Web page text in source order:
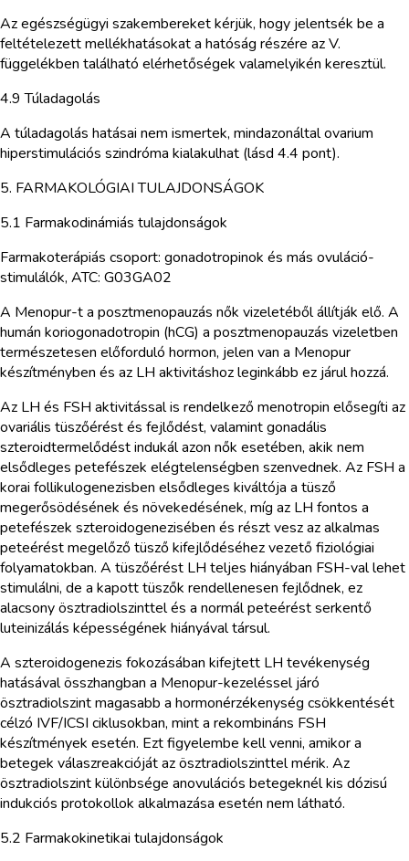
Az egészségügyi szakembereket kérjük, hogy jelentsék be a
feltételezett mellékhatásokat a hatóság részére az V.
függelékben található elérhetőségek valamelyikén keresztül.
4.9 Túladagolás
A túladagolás hatásai nem ismertek, mindazonáltal ovarium
hiperstimulációs szindróma kialakulhat (lásd 4.4 pont).
5. FARMAKOLÓGIAI TULAJDONSÁGOK
5.1 Farmakodinámiás tulajdonságok
Farmakoterápiás csoport: gonadotropinok és más ovuláció-
stimulálók, ATC: G03GA02
A Menopur-t a posztmenopauzás nők vizeletéből állítják elő. A
humán koriogonadotropin (hCG) a posztmenopauzás vizeletben
természetesen előforduló hormon, jelen van a Menopur
készítményben és az LH aktivitáshoz leginkább ez járul hozzá.
Az LH és FSH aktivitással is rendelkező menotropin elősegíti az
ovariális tüszőérést és fejlődést, valamint gonadális
szteroidtermelődést indukál azon nők esetében, akik nem
elsődleges petefészek elégtelenségben szenvednek. Az FSH a
korai follikulogenezisben elsődleges kiváltója a tüsző
megerősödésének és növekedésének, míg az LH fontos a
petefészek szteroidogenezisében és részt vesz az alkalmas
peteérést megelőző tüsző kifejlődéséhez vezető fiziológiai
folyamatokban. A tüszőérést LH teljes hiányában FSH-val lehet
stimulálni, de a kapott tüszők rendellenesen fejlődnek, ez
alacsony ösztradiolszinttel és a normál peteérést serkentő
luteinizálás képességének hiányával társul.
A szteroidogenezis fokozásában kifejtett LH tevékenység
hatásával összhangban a Menopur-kezeléssel járó
ösztradiolszint magasabb a hormonérzékenység csökkentését
célzó IVF/ICSI ciklusokban, mint a rekombináns FSH
készítmények esetén. Ezt figyelembe kell venni, amikor a
betegek válaszreakcióját az ösztradiolszinttel mérik. Az
ösztradiolszint különbsége anovulációs betegeknél kis dózisú
indukciós protokollok alkalmazása esetén nem látható.
5.2 Farmakokinetikai tulajdonságok